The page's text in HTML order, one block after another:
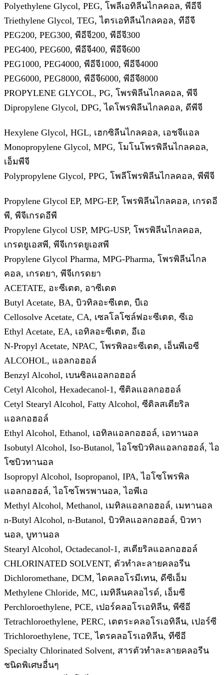
Polyethylene Glycol, PEG, โพลีเอทิลีนไกลคอล, พีอีจี
Triethylene Glycol, TEG, ไตรเอทิลีนไกลคอล, ทีอีจี
PEG200, PEG300, พีอีจี200, พีอีจี300
PEG400, PEG600, พีอีจี400, พีอีจี600
PEG1000, PEG4000, พีอีจี1000, พีอีจี4000
PEG6000, PEG8000, พีอีจี6000, พีอีจี8000
PROPYLENE GLYCOL, PG, โพรพิลีนไกลคอล, พีจี
Dipropylene Glycol, DPG, ไดโพรพิลีนไกลคอล, ดีพีจี
Hexylene Glycol, HGL, เฮกซิลีนไกลคอล, เอชจีแอล
Monopropylene Glycol, MPG, โมโนโพรพิลีนไกลคอล,
เอ็มพีจี
Polypropylene Glycol, PPG, โพลีโพรพิลีนไกลคอล, พีพีจี
Propylene Glycol EP, MPG-EP, โพรพิลีนไกลคอล, เกรดอี
พี, พีจีเกรดอีพี
Propylene Glycol USP, MPG-USP, โพรพิลีนไกลคอล,
เกรดยูเอสพี, พีจีเกรดยูเอสพี
Propylene Glycol Pharma, MPG-Pharma, โพรพิลีนไกล
คอล, เกรดยา, พีจีเกรดยา
ACETATE, อะซีเตต, อาซีเตต
Butyl Acetate, BA, บิวทิลอะซีเตต, บีเอ
Cellosolve Acetate, CA, เซลโลโซล์ฟอะซีเตต, ซีเอ
Ethyl Acetate, EA, เอทิลอะซีเตต, อีเอ
N-Propyl Acetate, NPAC, โพรพิลอะซีเตต, เอ็นพีเอซี
ALCOHOL, แอลกอฮอล์
Benzyl Alcohol, เบนซิลแอลกอฮอล์
Cetyl Alcohol, Hexadecanol-1, ซีติลแอลกอฮอล์
Cetyl Stearyl Alcohol, Fatty Alcohol, ซีติลสเตียริล
แอลกอฮอล์
Ethyl Alcohol, Ethanol, เอทิลแอลกอฮอล์, เอทานอล
Isobutyl Alcohol, Iso-Butanol, ไอโซบิวทิลแอลกอฮอล์, ไอ
โซบิวทานอล
Isopropyl Alcohol, Isopropanol, IPA, ไอโซโพรพิล
แอลกอฮอล์, ไอโซโพรพานอล, ไอพีเอ
Methyl Alcohol, Methanol, เมทิลแอลกอฮอล์, เมทานอล
n-Butyl Alcohol, n-Butanol, บิวทิลแอลกอฮอล์, บิวทา
นอล, บูทานอล
Stearyl Alcohol, Octadecanol-1, สเตียริลแอลกอฮอล์
CHLORINATED SOLVENT, ตัวทำละลายคลอรีน
Dichloromethane, DCM, ไดคลอโรมีเทน, ดีซีเอ็ม
Methylene Chloride, MC, เมทิลีนคลอไรด์, เอ็มซี
Perchloroethylene, PCE, เปอร์คลอโรเอทิลีน, พีซีอี
Tetrachloroethylene, PERC, เตตระคลอโรเอทิลีน, เปอร์ซี
Trichloroethylene, TCE, ไตรคลอโรเอทิลีน, ทีซีอี
Specialty Chlorinated Solvent, สารตัวทำละลายคลอรีน
ชนิดพิเศษอื่นๆ